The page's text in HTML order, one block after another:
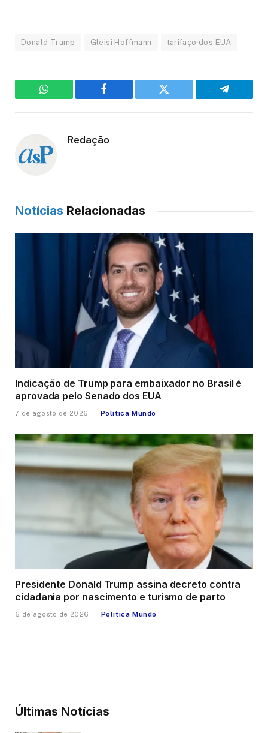
Donald Trump Gleisi Hoffmann tarifaço dos EUA
WhatsApp Facebook Twitter Telegram
Redação
Notícias Relacionadas
Indicação de Trump para embaixador no Brasil é
aprovada pelo Senado dos EUA
7 de agosto de 2026 Política Mundo
Presidente Donald Trump assina decreto contra
cidadania por nascimento e turismo de parto
6 de agosto de 2026 Política Mundo
Últimas Notícias